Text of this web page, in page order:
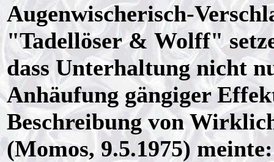
Augenwischerisch-
"Tadellöser & Wolff"
dass Unterhaltung nicht
Anhäufung gängiger
Beschreibung von
(Momos, 9.5.1975)